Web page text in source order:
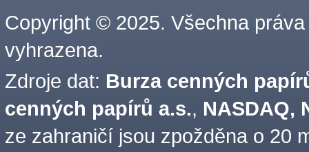
Copyright © 2025. Všechna práva
vyhrazena.
Zdroje dat: Burza cenných
cenných papírů a.s., NASDAQ,
ze zahraničí jsou zpožděna o 20